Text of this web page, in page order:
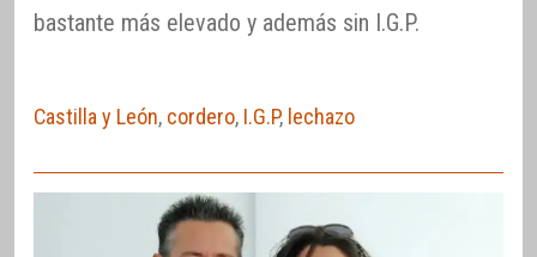
bastante más elevado y además sin I.G.P.
Castilla y León, cordero, I.G.P, lechazo